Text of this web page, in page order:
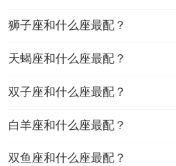
狮子座和什么座最配？
天蝎座和什么座最配？
双子座和什么座最配？
白羊座和什么座最配？
双鱼座和什么座最配？